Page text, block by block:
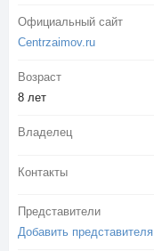
Официальный сайт
Centrzaimov.ru
Возраст
8 лет
Владелец
Контакты
Представители
Добавить представителя